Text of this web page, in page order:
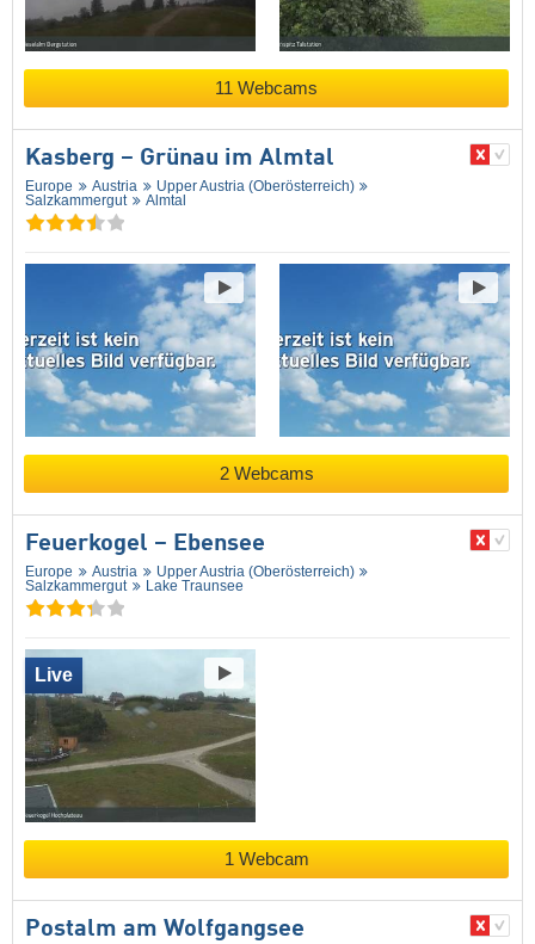
11 Webcams
Kasberg – Grünau im Almtal
Europe Austria
Upper Austria (Oberösterreich)
Salzkammergut
Almtal
2 Webcams
Feuerkogel – Ebensee
Europe Austria
Upper Austria (Oberösterreich)
Salzkammergut
Lake Traunsee
Live
1 Webcam
Postalm am Wolfgangsee